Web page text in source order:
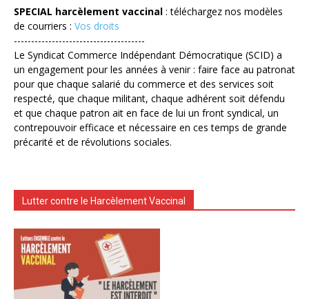
SPECIAL harcèlement vaccinal : téléchargez nos modèles
de courriers : Vos droits
--------------------------------------
Le Syndicat Commerce Indépendant Démocratique (SCID) a
un engagement pour les années à venir : faire face au patronat
pour que chaque salarié du commerce et des services soit
respecté, que chaque militant, chaque adhérent soit défendu
et que chaque patron ait en face de lui un front syndical, un
contrepouvoir efficace et nécessaire en ces temps de grande
précarité et de révolutions sociales.
Lutter contre le Harcèlement Vaccinal